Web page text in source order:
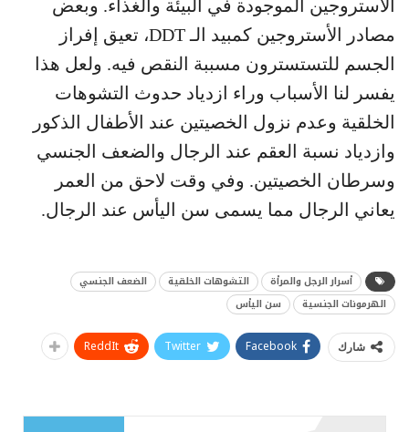
الأستروجين الموجودة في البيئة والغذاء. وبعض
مصادر الأستروجين كمبيد الـ DDT، تعيق إفراز
الجسم للتستسترون مسببة النقص فيه. ولعل هذا
يفسر لنا الأسباب وراء ازدياد حدوث التشوهات
الخلقية وعدم نزول الخصيتين عند الأطفال الذكور
وازدياد نسبة العقم عند الرجال والضعف الجنسي
وسرطان الخصيتين. وفي وقت لاحق من العمر
يعاني الرجال مما يسمى سن اليأس عند الرجال.
أسرار الرجل والمرأة التشوهات الخلقية
الضعف الجنسي
الهرمونات الجنسية
سن اليأس
شارك Facebook
Twitter
ReddIt